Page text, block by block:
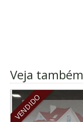
Veja também
VENDIDO